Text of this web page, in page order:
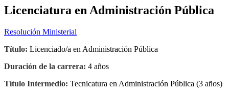
Licenciatura en Administración Pública
Resolución Ministerial
Título: Licenciado/a en Administración Pública
Duración de la carrera: 4 años
Título Intermedio: Tecnicatura en Administración Pública (3 años)